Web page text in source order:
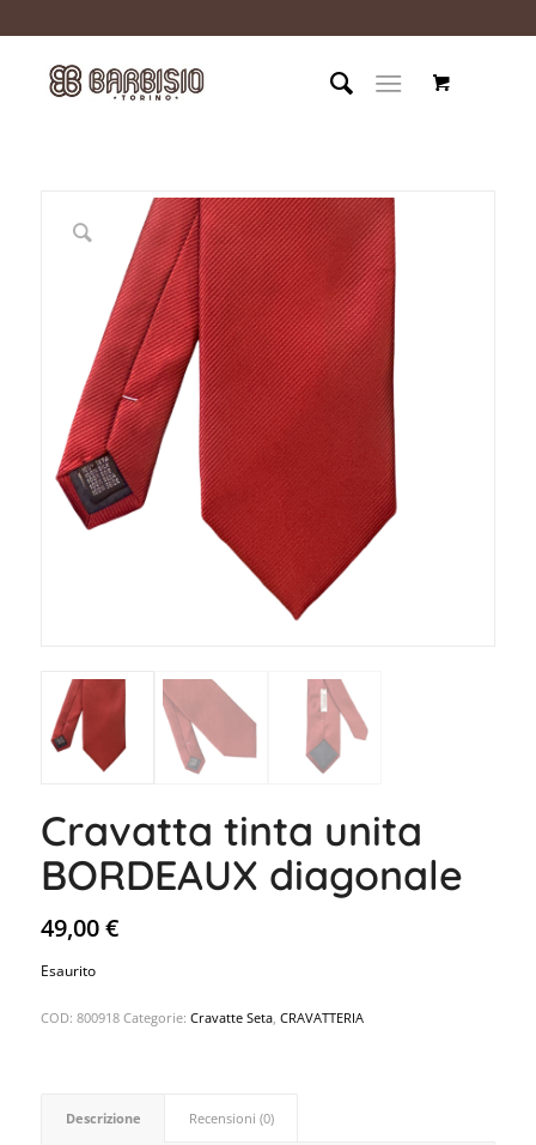
Cravatta tinta unita
BORDEAUX diagonale
49,00€
Esaurito
COD: 800918 Categorie: Cravatte Seta, CRAVATTERIA
Descrizione Recensioni (0)